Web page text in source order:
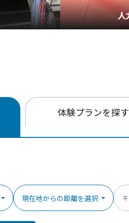
体験プランを探す
現在地からの距離を選択